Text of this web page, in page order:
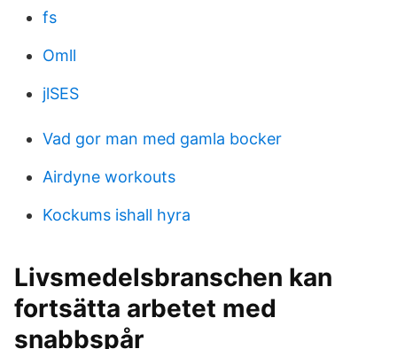
fs
Omll
jlSES
Vad gor man med gamla bocker
Airdyne workouts
Kockums ishall hyra
Livsmedelsbranschen kan
fortsätta arbetet med
snabbspår